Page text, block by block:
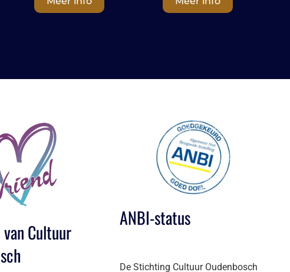
Cultuur
ANBI-status
De Stichting Cultuur Oudenbosch